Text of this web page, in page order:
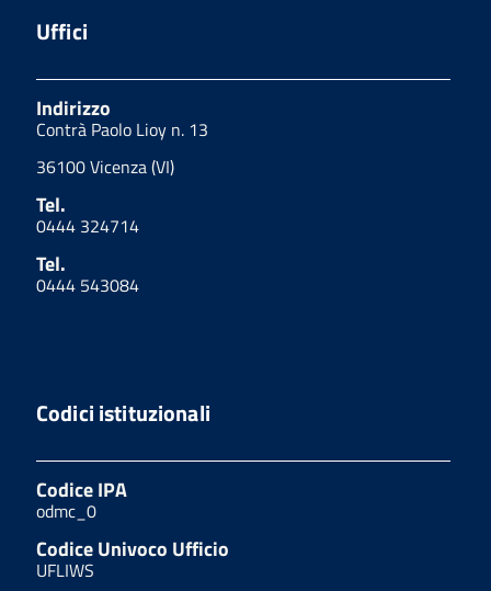
Uffici
Indirizzo
Contrà Paolo Lioy n. 13
36100 Vicenza (VI)
Tel.
0444 324714
Tel.
0444 543084
Codici istituzionali
Codice IPA
odmc_0
Codice Univoco Ufficio
UFLIWS